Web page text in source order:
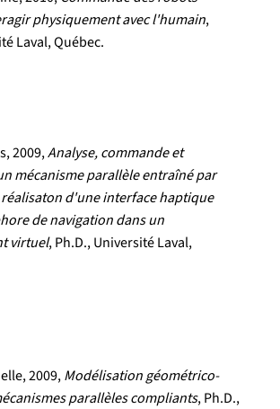
physiquement avec l'humain,
Laval, Québec.
, 2009,Analyse, commande et
mécanisme parallèle entraîné par
d'une interface haptique
de navigation dans un
virtuel, Ph.D., Université Laval,
, 2009,Modélisation géométrico-
parallèles compliants, Ph.D.,